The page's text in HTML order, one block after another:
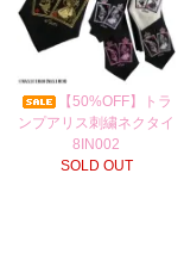
【50%OFF】トラ
ンプアリス刺繍ネクタイ
8IN002
SOLD OUT